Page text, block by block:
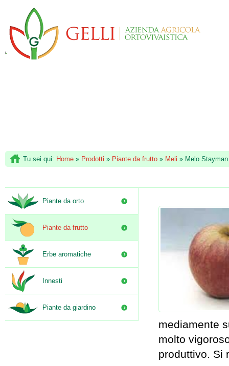
Tu sei qui: Home » Prodotti » Piante da frutto » Meli » Melo Stayman
mediamente
molto
produttivo. Si
Piante da orto
Piante da frutto
Erbe aromatiche
Innesti
Piante da giardino